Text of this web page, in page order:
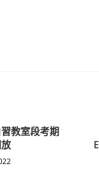
教室段考期